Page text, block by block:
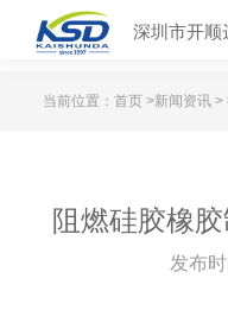
深圳市开顺
当前位置： 首页>新闻资讯>
阻燃硅胶橡
发布